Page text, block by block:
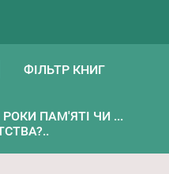
ФІЛЬТР КНИГ
ПАМ'ЯТІ ЧИ ...